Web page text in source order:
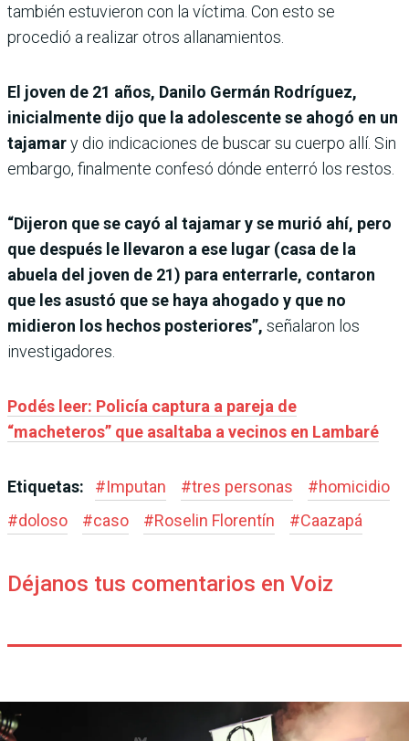
también estuvieron con la víctima. Con esto se
procedió a realizar otros allanamientos.
El joven de 21 años, Danilo Germán Rodríguez,
inicialmente dijo que la adolescente se ahogó en un
tajamary dio indicaciones de buscar su cuerpo allí. Sin
embargo, finalmente confesó dónde enterró los restos.
“Dijeron que se cayó al tajamar y se murió ahí, pero
que después le llevaron a ese lugar (casa de la
abuela del joven de 21) para enterrarle, contaron
que les asustó que se haya ahogado y que no
midieron los hechos posteriores”, señalaron los
investigadores.
Podés leer: Policía captura a pareja de
“macheteros” que asaltaba a vecinos en Lambaré
Etiquetas: #Imputan #tres personas #homicidio
#doloso #caso #Roselin Florentín #Caazapá
Déjanos tus comentarios en Voiz